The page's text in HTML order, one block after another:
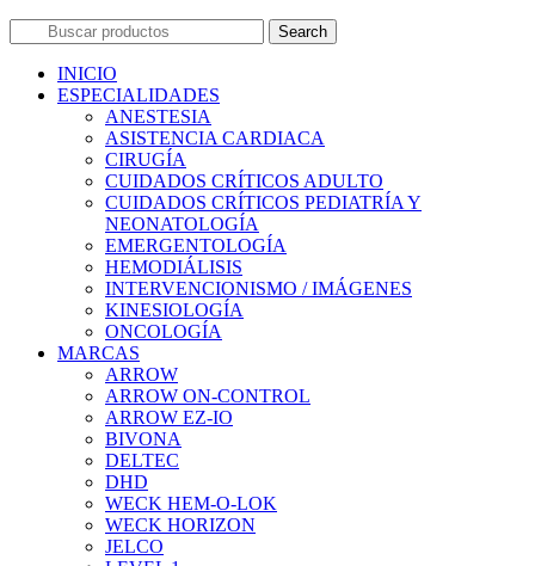
Search
INICIO
ESPECIALIDADES
ANESTESIA
ASISTENCIA CARDIACA
CIRUGÍA
CUIDADOS CRÍTICOS ADULTO
CUIDADOS CRÍTICOS PEDIATRÍA Y
NEONATOLOGÍA
EMERGENTOLOGÍA
HEMODIÁLISIS
INTERVENCIONISMO / IMÁGENES
KINESIOLOGÍA
ONCOLOGÍA
MARCAS
ARROW
ARROW ON-CONTROL
ARROW EZ-IO
BIVONA
DELTEC
DHD
WECK HEM-O-LOK
WECK HORIZON
JELCO